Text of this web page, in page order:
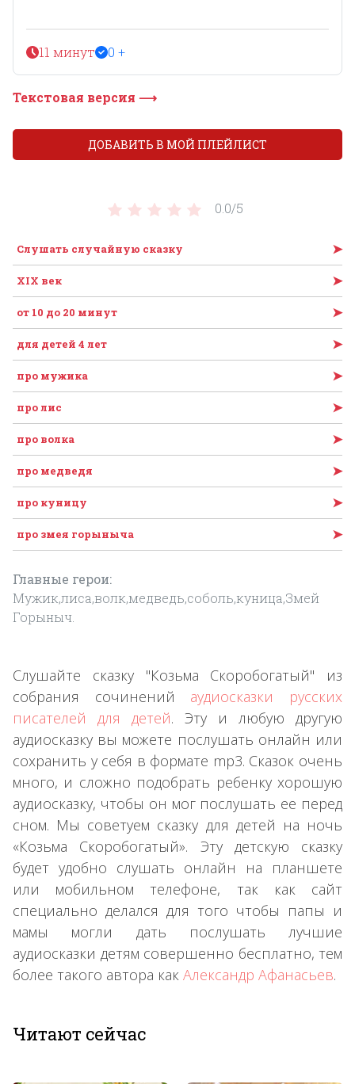
11 минут 0 +
Текстовая версия ⟶
0.0/5
Слушать случайную сказку ➤
XIX век ➤
от 10 до 20 минут ➤
для детей 4 лет ➤
про мужика ➤
про лис ➤
про волка ➤
про медведя ➤
про куницу ➤
про змея горыныча ➤
Главные герои:
Мужик,лиса,волк,медведь,соболь,куница,Змей
Горыныч.
ДОБАВИТЬ В МОЙ ПЛЕЙЛИСТ
Слушайте сказку "Козьма Скоробогатый" из
собрания сочинений аудиосказки русских
писателей для детей. Эту и любую другую
аудиосказку вы можете послушать онлайн или
сохранить у себя в формате mp3. Сказок очень
много, и сложно подобрать ребенку хорошую
аудиосказку, чтобы он мог послушать ее перед
сном. Мы советуем сказку для детей на ночь
«Козьма Скоробогатый». Эту детскую сказку
будет удобно слушать онлайн на планшете
или мобильном телефоне, так как сайт
специально делался для того чтобы папы и
мамы могли дать послушать лучшие
аудиосказки детям совершенно бесплатно, тем
более такого автора как Александр Афанасьев.
Читают сейчас